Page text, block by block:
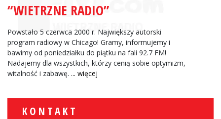
“WIETRZNE RADIO”
Powstało 5 czerwca 2000 r. Największy autorski
program radiowy w Chicago! Gramy, informujemy i
bawimy od poniedziałku do piątku na fali 92.7 FM!
Nadajemy dla wszystkich, którzy cenią sobie optymizm,
witalność i zabawę. ... więcej
KONTAKT